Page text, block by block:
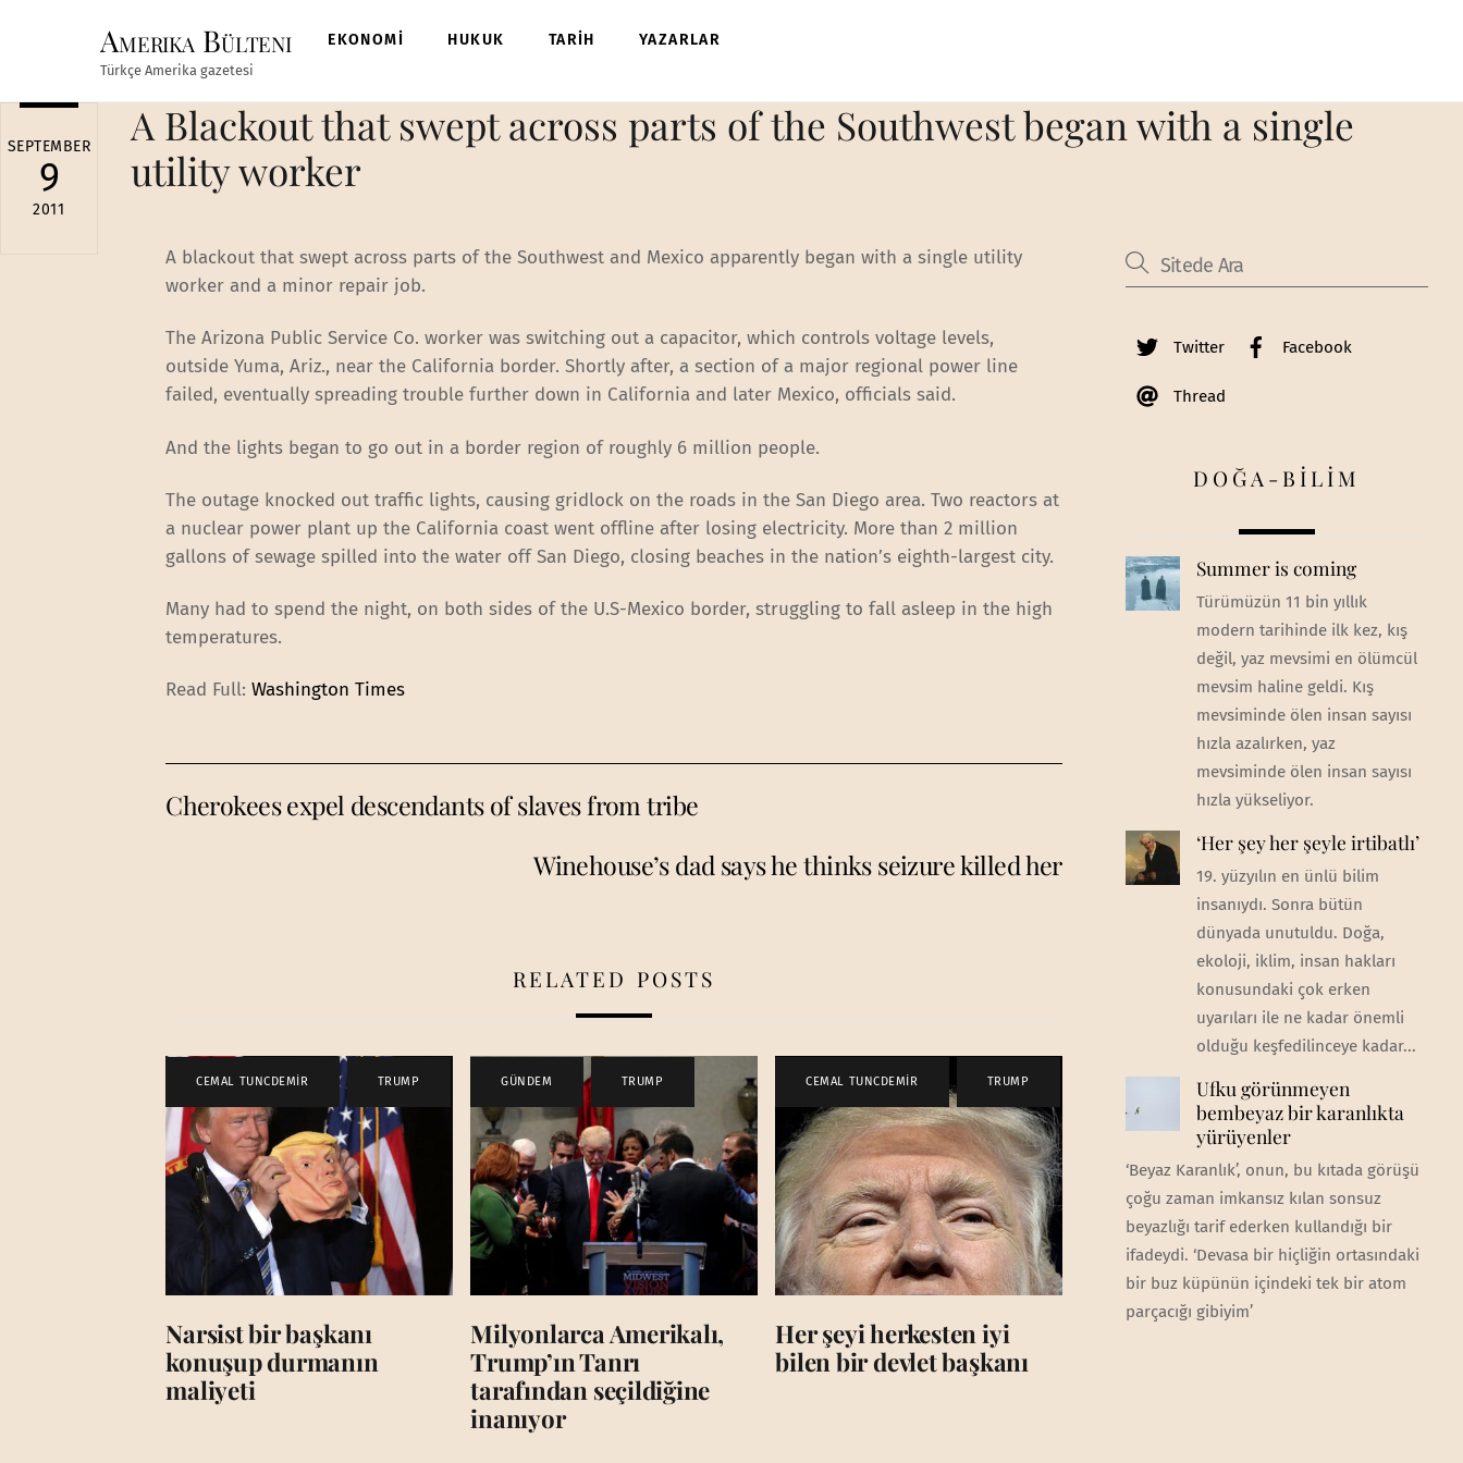
Amerika Bülteni
Türkçe Amerika gazetesi
EKONOMİ HUKUK TARİH YAZARLAR
SEPTEMBER
9
2011
A Blackout that swept across parts of the Southwest began with a single
utility worker
A blackout that swept across parts of the Southwest and Mexico apparently began with a single utility
worker and a minor repair job.
The Arizona Public Service Co. worker was switching out a capacitor, which controls voltage levels,
outside Yuma, Ariz., near the California border. Shortly after, a section of a major regional power line
failed, eventually spreading trouble further down in California and later Mexico, officials said.
And the lights began to go out in a border region of roughly 6 million people.
The outage knocked out traffic lights, causing gridlock on the roads in the San Diego area. Two reactors at
a nuclear power plant up the California coast went offline after losing electricity. More than 2 million
gallons of sewage spilled into the water off San Diego, closing beaches in the nation’s eighth-largest city.
Many had to spend the night, on both sides of the U.S-Mexico border, struggling to fall asleep in the high
temperatures.
Read Full:Washington Times
Cherokees expel descendants of slaves from tribe
Winehouse’s dad says he thinks seizure killed her
RELATED POSTS
CEMAL TUNCDEMİR , TRUMP
Narsist bir başkanı
konuşup durmanın
maliyeti
GÜNDEM , TRUMP
Milyonlarca Amerikalı,
Trump’ın Tanrı
tarafından seçildiğine
inanıyor
CEMAL TUNCDEMİR TRUMP
Her şeyi herkesten iyi
bilen bir devlet başkanı
Twitter Facebook
Thread
DOĞA-BİLİM
Summer is coming
Türümüzün 11 bin yıllık
modern tarihinde ilk kez, kış
değil, yaz mevsimi en ölümcül
mevsim haline geldi. Kış
mevsiminde ölen insan sayısı
hızla azalırken, yaz
mevsiminde ölen insan sayısı
hızla yükseliyor.
‘Her şey her şeyle irtibatlı’
19. yüzyılın en ünlü bilim
insanıydı. Sonra bütün
dünyada unutuldu. Doğa,
ekoloji, iklim, insan hakları
konusundaki çok erken
uyarıları ile ne kadar önemli
olduğu keşfedilinceye kadar...
Ufku görünmeyen
bembeyaz bir karanlıkta
yürüyenler
‘Beyaz Karanlık’, onun, bu kıtada görüşü
çoğu zaman imkansız kılan sonsuz
beyazlığı tarif ederken kullandığı bir
ifadeydi. ‘Devasa bir hiçliğin ortasındaki
bir buz küpünün içindeki tek bir atom
parçacığı gibiyim’